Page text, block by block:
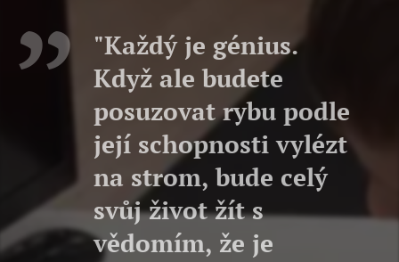
"Každý je génius.
Když ale budete
posuzovat rybu podle
její schopnosti vylézt
na strom, bude celý
svůj život žít s
vědomím, že je